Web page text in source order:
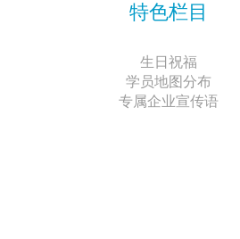
特色栏目
生日祝福
学员地图分布
专属企业宣传语